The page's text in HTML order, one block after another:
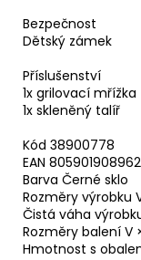
Bezpečnost
Dětský zámek
Příslušenství
1x grilovací mřížka
1x skleněný talíř
Kód 38900778
EAN
Barva Černé sklo
Rozměry výrobku
Čistá váha
Rozměry balení V
Hmotnost s